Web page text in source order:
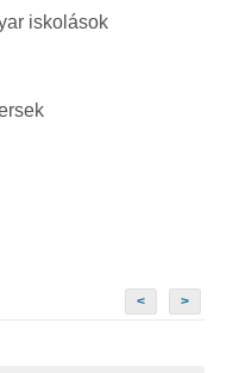
iskolások
< >